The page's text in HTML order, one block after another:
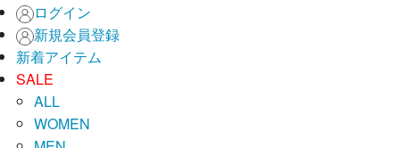
ログイン
新規会員登録
新着アイテム
SALE
ALL
WOMEN